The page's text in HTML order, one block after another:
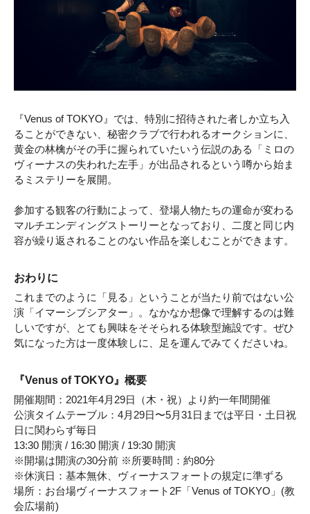
『Venus of TOKYO』では、特別に招待された者しか立ち入
ることができない、秘密クラブで行われるオークションに、
黄金の林檎がその手に握られていたいう伝説のある「ミロの
ヴィーナスの失われた左手」が出品されるという噂から始ま
るミステリーを展開。
参加する観客の行動によって、登場人物たちの運命が変わる
マルチエンディングストーリーとなっており、二度と同じ内
容が繰り返されることのない作品を楽しむことができます。
おわりに
これまでのように「見る」ということが当たり前ではない公
演「イマーシブシアター」。なかなか想像で理解するのは難
しいですが、とても興味をそそられる体験型施設です。ぜひ
気になった方は一度体験しに、足を運んでみてくださいね。
『Venus of TOKYO』概要
開催期間：2021年4月29日（木・祝）より約一年間開催
公演タイムテーブル：4月29日〜5月31日までは平日・土日祝
日に関わらず毎日
13:30 開演 / 16:30 開演 / 19:30 開演
※開場は開演の30分前 ※所要時間：約80分
※休演日：基本無休、ヴィーナスフォートの規定に準ずる
場所：お台場ヴィーナスフォート2F「Venus of TOKYO」(教
会広場前)